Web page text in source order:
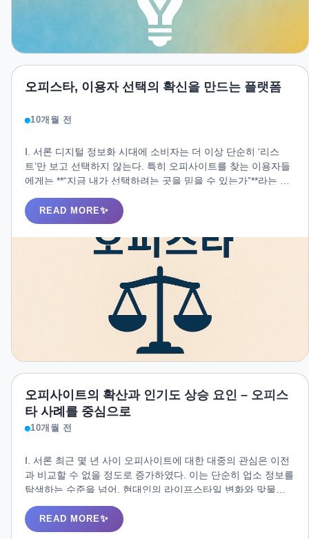
오피스타, 이용자 선택의 확신을 만드는 플랫폼
10개월 전
Ⅰ. 서론 디지털 정보화 시대에 소비자는 더 이상 단순히 ‘리스
트’만 보고 선택하지 않는다. 특히 오피사이트를 찾는 이용자들
에게는 **“지금 내가 선택하려는 곳을 믿을 수 있는가”**라는 질
문이 가장 본질적이다. 이 불확실성을 줄이는 역할을 수행하는
플랫폼이 바로 오피스타다. Ⅱ. 본론 1. 검색이 시작되는 순간, 확
신이 필요하다 대다수 이용자들은 이미 마음속으로 특정 업소
를 고려하고 검색을 시작한다. 그러나 최종 결정을 망설이는 이
유는 확신의 부족이다. 오피스타는 단순히 업체명과 위치를 나
열하는 것이 아니라, 후기·평점·운영 정보 등 신뢰할 수 있는 데
이터를 제공해 이용자가 스스로 판단할 수 있는 근거를 마련한
READ MORE
오피사이트의 확산과 인기도 상승 요인 – 오피스
타 사례를 중심으로
10개월 전
Ⅰ. 서론 최근 몇 년 사이 오피사이트에 대한 대중의 관심은 이전
과 비교할 수 없을 정도로 증가하였다. 이는 단순히 업소 정보를
탐색하는 수준을 넘어, 현대인의 라이프스타일 변화와 맞물린
새로운 휴식 수요의 결과로 해석할 수 있다. 특히 짧은 시간 안
에 밀도 있는 휴식을 추구하는 소비자가 늘어나면서 오피사이
트는 더 이상 단순한 정보 제공 플랫폼이 아니라 힐링·케어의 통
READ MORE